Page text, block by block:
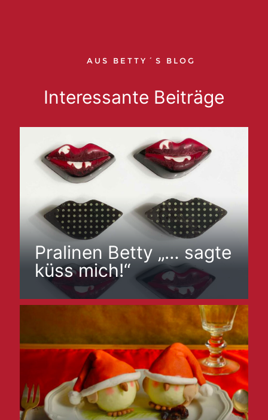
AUS BETTY´S BLOG
Interessante Beiträge
Pralinen Betty „… sagte
küss mich!“